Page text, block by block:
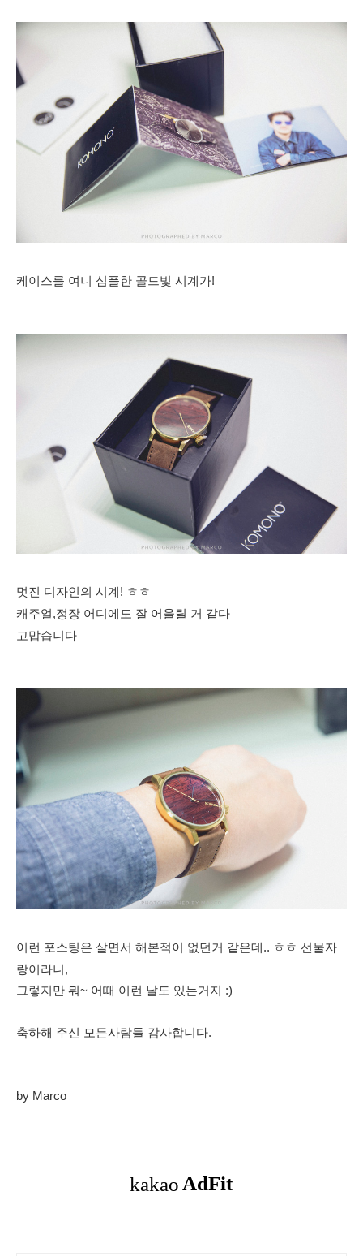
케이스를 여니 심플한 골드빛 시계가!
멋진 디자인의 시계! ㅎㅎ
캐주얼,정장 어디에도 잘 어울릴 거 같다
고맙습니다
이런 포스팅은 살면서 해본적이 없던거 같은데.. ㅎㅎ 선물자
랑이라니,
그렇지만 뭐~ 어때 이런 날도 있는거지 :)
축하해 주신 모든사람들 감사합니다.
by Marco